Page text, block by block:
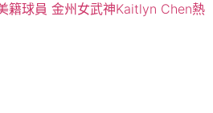
籍球員 金州女武神Kaitlyn Chen熱